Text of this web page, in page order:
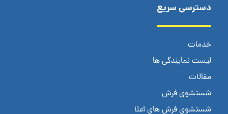
دسترسی سریع
خدمات
لیست نمایندگی ها
مقالات
شستشوی فرش
شستشوی فرش های اعلا